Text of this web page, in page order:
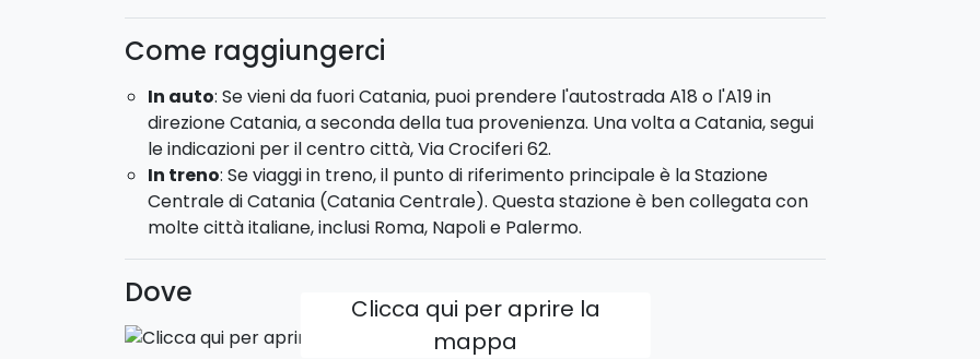
Cooking class "mani in pasta" con visita al mercato:Inizierete con una visita al
mercato di Catania, dove acquisterete i migliori prodotti tipici locali.
tradizionali, concludendo l'esperienza con un pranzo gustoso che include
antipastitipicie un deliziosodolce.
La cooking class salata ha inizio alle ore 09:30.
Siete pronti a mettere le mani in pasta?
Come raggiungerci
In auto: Se vieni da fuori Catania, puoi prendere l'autostrada A18 o l'A19 in
direzione Catania, a seconda della tua provenienza. Una volta a Catania, segui
le indicazioni per il centro città, Via Crociferi 62.
In treno: Se viaggi in treno, il punto di riferimento principale è la Stazione
Centrale di Catania (Catania Centrale). Questa stazione è ben collegata con
molte città italiane, inclusi Roma, Napoli e Palermo.
Dove
Clicca qui per aprire la
mappa